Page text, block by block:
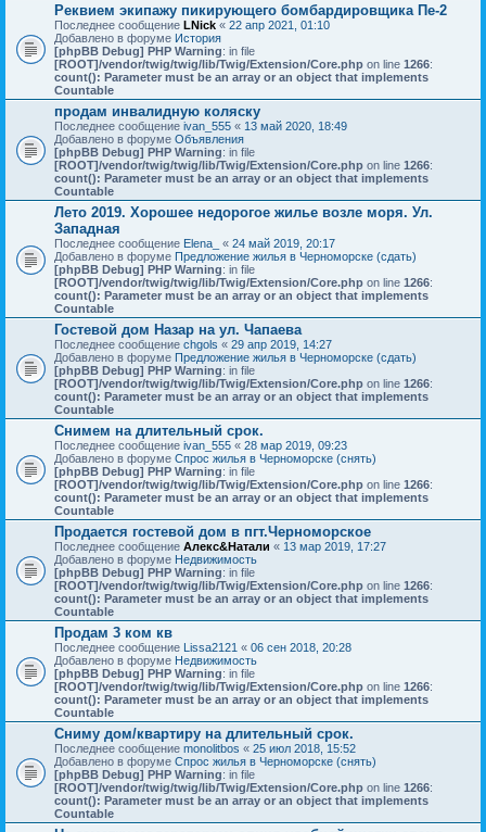
Реквием экипажу пикирующего бомбардировщика Пе-2
Последнее сообщение LNick « 22 апр 2021, 01:10
Добавлено в форуме История
[phpBB Debug] PHP Warning: in file
[ROOT]/vendor/twig/twig/lib/Twig/Extension/Core.php on line 1266:
count(): Parameter must be an array or an object that implements
Countable
продам инвалидную коляску
Последнее сообщение ivan_555 « 13 май 2020, 18:49
Добавлено в форуме Объявления
[phpBB Debug] PHP Warning: in file
[ROOT]/vendor/twig/twig/lib/Twig/Extension/Core.php on line 1266:
count(): Parameter must be an array or an object that implements
Countable
Лето 2019. Хорошее недорогое жилье возле моря. Ул.
Западная
Последнее сообщение Elena_ « 24 май 2019, 20:17
Добавлено в форуме Предложение жилья в Черноморске (сдать)
[phpBB Debug] PHP Warning: in file
[ROOT]/vendor/twig/twig/lib/Twig/Extension/Core.php on line 1266:
count(): Parameter must be an array or an object that implements
Countable
Гостевой дом Назар на ул. Чапаева
Последнее сообщение chgols « 29 апр 2019, 14:27
Добавлено в форуме Предложение жилья в Черноморске (сдать)
[phpBB Debug] PHP Warning: in file
[ROOT]/vendor/twig/twig/lib/Twig/Extension/Core.php on line 1266:
count(): Parameter must be an array or an object that implements
Countable
Снимем на длительный срок.
Последнее сообщение ivan_555 « 28 мар 2019, 09:23
Добавлено в форуме Спрос жилья в Черноморске (снять)
[phpBB Debug] PHP Warning: in file
[ROOT]/vendor/twig/twig/lib/Twig/Extension/Core.php on line 1266:
count(): Parameter must be an array or an object that implements
Countable
Продается гостевой дом в пгт.Черноморское
Последнее сообщение Алекс&Натали « 13 мар 2019, 17:27
Добавлено в форуме Недвижимость
[phpBB Debug] PHP Warning: in file
[ROOT]/vendor/twig/twig/lib/Twig/Extension/Core.php on line 1266:
count(): Parameter must be an array or an object that implements
Countable
Продам 3 ком кв
Последнее сообщение Lissa2121 « 06 сен 2018, 20:28
Добавлено в форуме Недвижимость
[phpBB Debug] PHP Warning: in file
[ROOT]/vendor/twig/twig/lib/Twig/Extension/Core.php on line 1266:
count(): Parameter must be an array or an object that implements
Countable
Сниму дом/квартиру на длительный срок.
Последнее сообщение monolitbos « 25 июл 2018, 15:52
Добавлено в форуме Спрос жилья в Черноморске (снять)
[phpBB Debug] PHP Warning: in file
[ROOT]/vendor/twig/twig/lib/Twig/Extension/Core.php on line 1266:
count(): Parameter must be an array or an object that implements
Countable